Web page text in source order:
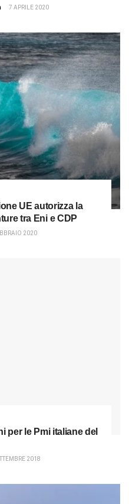
7 APRILE 2020
UE autorizza la
tra Eni e CDP
2020
per le Pmi italiane del
2018